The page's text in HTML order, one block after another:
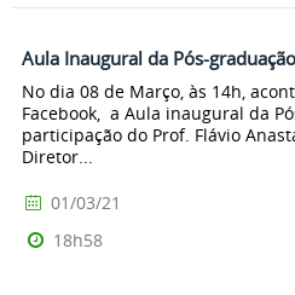
Aula Inaugural da Pós-
No dia 08 de Março, às 14h,
Facebook, a Aula inaugural da
participação do Prof. Flávio
Diretor...
01/03/21
18h58